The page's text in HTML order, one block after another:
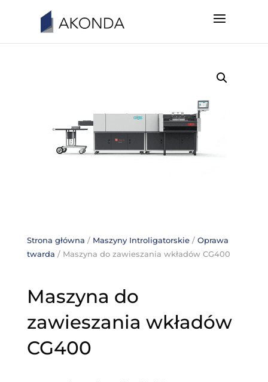
Strona główna / Maszyny Introligatorskie/ Oprawa
twarda / Maszyna do zawieszania wkładów CG400
Maszyna do
zawieszania wkładów
CG400